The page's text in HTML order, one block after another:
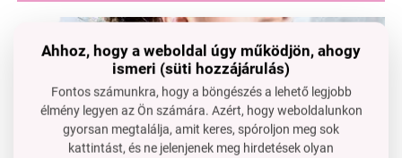
Ahhoz, hogy a weboldal úgy működjön, ahogy
ismeri (süti hozzájárulás)
Fontos számunkra, hogy a böngészés a lehető legjobb
élmény legyen az Ön számára. Azért, hogy weboldalunkon
gyorsan megtalálja, amit keres, spóroljon meg sok
kattintást, és ne jelenjenek meg hirdetések olyan